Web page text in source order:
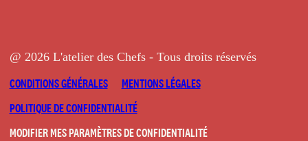
@ 2026 L'atelier des Chefs - Tous droits réservés
CONDITIONS GÉNÉRALES
MENTIONS LÉGALES
POLITIQUE DE CONFIDENTIALITÉ
MODIFIER MES PARAMÈTRES DE CONFIDENTIALITÉ